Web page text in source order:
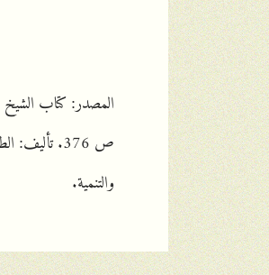
المصدر: كتاب الشيخ
ص 376.
والتنمية.